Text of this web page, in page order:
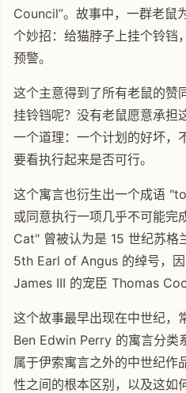
Council”。故事中，一群老鼠
个妙招：给猫脖子上挂个铃铛
预警。
这个主意得到了所有老鼠的赞
挂铃铛呢？没有老鼠愿意承担
一个道理：一个计划的好坏，
要看执行起来是否可行。
这个寓言也衍生出一个成语
或同意执行一项几乎不可能
Cat" 曾被认为是 15 世纪苏
5th Earl of Angus 的绰号，
James III 的宠臣 Thomas
这个故事最早出现在中世纪，
Ben Edwin Perry 的寓言分类
属于伊索寓言之外的中世纪作
性之间的根本区别，以及这如